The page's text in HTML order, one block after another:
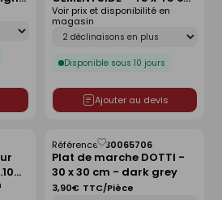
ép.8 mm - grey
Déclinaison
Disponible sous 10 jours
Voir prix et disponibilité en
magasin
Ajouter au devis
Plat de marche DOTTI -
30 x 30 cm - dark grey
Référence :30065706
3,90€ TTC/Pièce
Enregistrer
comme
liste